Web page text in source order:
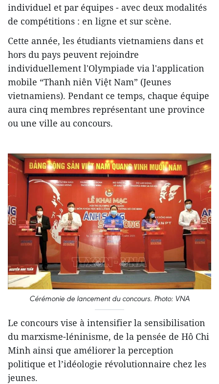
individuel et par équipes - avec deux modalités
de compétitions : en ligne et sur scène.
Cette année, les étudiants vietnamiens dans et
hors du pays peuvent rejoindre
individuellement l'Olympiade via l'application
mobile “Thanh niên Việt Nam” (Jeunes
vietnamiens). Pendant ce temps, chaque équipe
aura cinq membres représentant une province
ou une ville au concours.
Cérémonie de lancement du concours. Photo: VNA
Le concours vise à intensifier la sensibilisation
du marxisme-léninisme, de la pensée de Hô Chi
Minh ainsi que améliorer la perception
politique et l’idéologie révolutionnaire chez les
jeunes.